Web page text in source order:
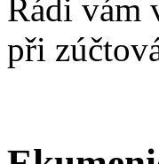
Rádi vám
při